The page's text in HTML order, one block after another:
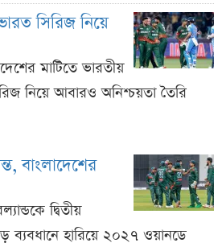
সিরিজ নিয়ে
মাটিতে ভারতীয়
নিয়ে আবারও অনিশ্চয়তা তৈরি
বাংলাদেশের
দ্বিতীয়
ব্যবধানে হারিয়ে ২০২৭ ওয়ানডে